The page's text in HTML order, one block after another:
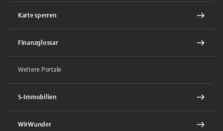
Karte sperren
Finanzglossar
Weitere Portale
S-Immobilien
WirWunder